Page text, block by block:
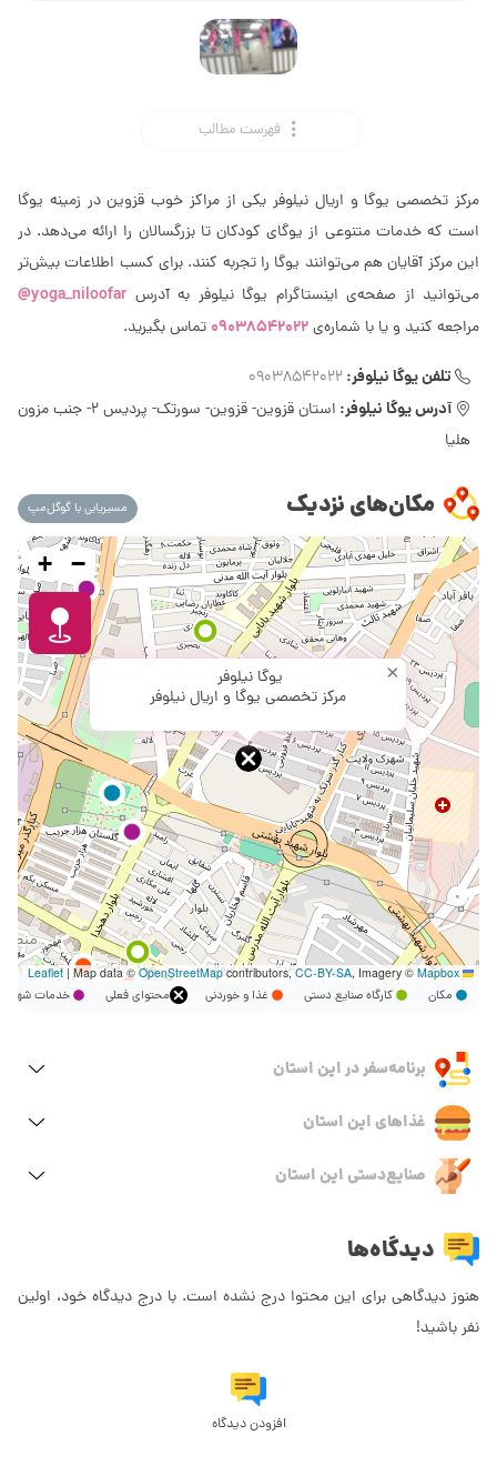
فهرست مطالب
مرکز تخصصی یوگا و اریال نیلوفر یکی از مراکز خوب قزوین در زمینه یوگا
است که خدمات متنوعی از یوگای کودکان تا بزرگسالان را ارائه می‌دهد. در
این مرکز آقایان هم می‌توانند یوگا را تجربه کنند. برای کسب اطلاعات بیش‌تر
می‌توانید از صفحه‌ی اینستاگرام یوگا نیلوفر به آدرس yoga_niloofar@
مراجعه کنید و یا با شماره‌ی09038542022 تماس بگیرید.
تلفن یوگا نیلوفر:09038542022
آدرس یوگا نیلوفر:
استان قزوین- قزوین- سورتک- پردیس 2- جنب مزون
هلیا
مکان‌های نزدیک مسیریابی با گوگل‌مپ
یوگا نیلوفر
مرکز تخصصی یوگا و اریال نیلوفر
×
+ −
Leaflet
| Map data ©OpenStreetMapcontributors,CC-BY-SA, Imagery © Mapbox
مکان کارگاه صنایع دستی غذا و خوردنی محتوای فعلی خدمات
برنامه‌سفر‌ در این استان
غذاهای این استان
صنایع‌دستی این استان
دیدگاه‌ها
هنوز دیدگاهی برای این محتوا درج نشده است. با درج دیدگاه خود، اولین
نفر باشید!
افزودن دیدگاه